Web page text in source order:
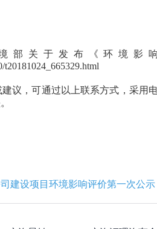
部关于发布《环境影
议，可通过以上联系方式，采
建设项目环境影响评价第一次公示